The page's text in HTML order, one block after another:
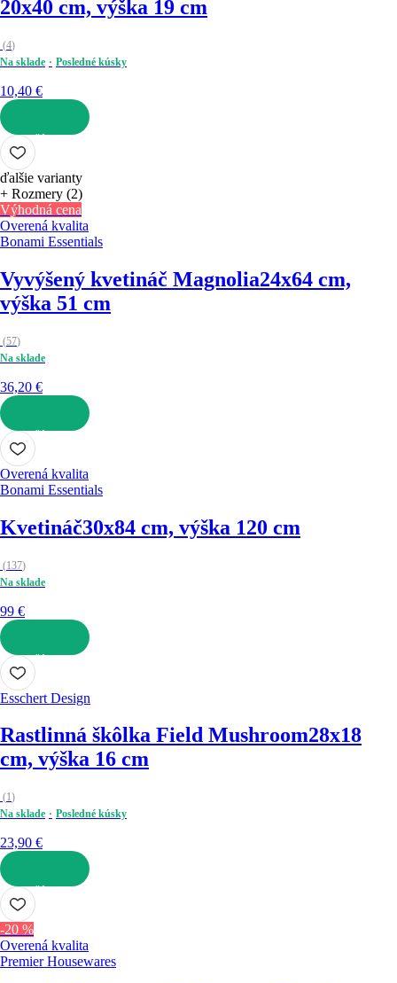
20x40 cm, výška 19 cm
(4)
Na sklade
Posledné kúsky
10,40 €
DO KOŠÍKA
ďalšie varianty
+ Rozmery (2)
Výhodná cena
Overená kvalita
Bonami Essentials
Vyvýšený kvetináč Magnolia24x64 cm,
výška 51 cm
(57)
Na sklade
36,20 €
DO KOŠÍKA
Overená kvalita
Bonami Essentials
Kvetináč30x84 cm, výška 120 cm
(137)
Na sklade
99 €
DO KOŠÍKA
Esschert Design
Rastlinná škôlka Field Mushroom28x18
cm, výška 16 cm
(1)
Na sklade
Posledné kúsky
23,90 €
DO KOŠÍKA
-20 %
Overená kvalita
Premier Housewares